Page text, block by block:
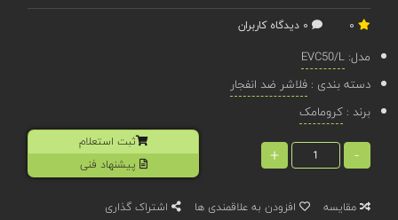
مدل:EVC50/L
دسته بندی :فلاشر ضد انفجار
برند :کرومامک
-
+
ثبت استعلام
پیشنهاد فنی
مقایسه افزودن به علاقمندی ها اشتراک گذاری